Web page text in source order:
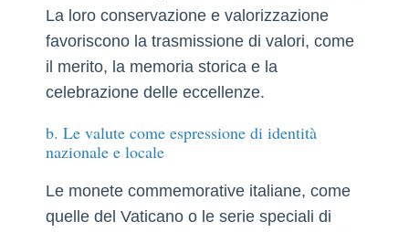
La loro conservazione e valorizzazione
favoriscono la trasmissione di valori, come
il merito, la memoria storica e la
celebrazione delle eccellenze.
b. Le valute come espressione di identità
nazionale e locale
Le monete commemorative italiane, come
quelle del Vaticano o le serie speciali di